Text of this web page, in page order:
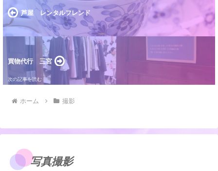
芦屋 レンタルフレンド
買物代行 三宮
ホーム 撮影
写真撮影